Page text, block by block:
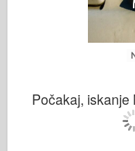
Počakaj, iskanje